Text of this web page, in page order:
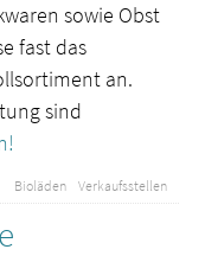
sowie Obst
fast das
an.
sind
Bioläden Verkaufsstellen